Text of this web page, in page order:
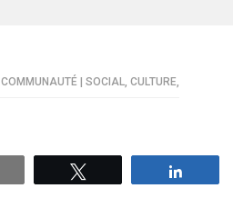
COMMUNAUTÉ | SOCIAL, CULTURE,